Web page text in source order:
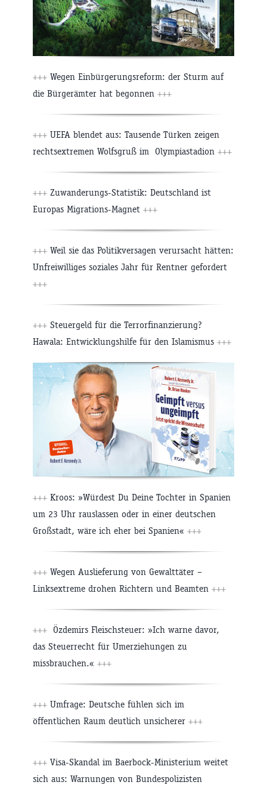
+++ Wegen Einbürgerungsreform: der Sturm auf
die Bürgerämter hat begonnen +++
+++ UEFA blendet aus: Tausende Türken zeigen
rechtsextremen Wolfsgruß im Olympiastadion +++
+++ Zuwanderungs-Statistik: Deutschland ist
Europas Migrations-Magnet +++
+++ Weil sie das Politikversagen verursacht hätten:
Unfreiwilliges soziales Jahr für Rentner gefordert
+++
+++ Steuergeld für die Terrorfinanzierung?
Hawala: Entwicklungshilfe für den Islamismus +++
+++ Kroos: »Würdest Du Deine Tochter in Spanien
um 23 Uhr rauslassen oder in einer deutschen
Großstadt, wäre ich eher bei Spanien« +++
+++ Wegen Auslieferung von Gewalttäter –
Linksextreme drohen Richtern und Beamten +++
+++ Özdemirs Fleischsteuer: »Ich warne davor,
das Steuerrecht für Umerziehungen zu
missbrauchen.« +++
+++ Umfrage: Deutsche fühlen sich im
öffentlichen Raum deutlich unsicherer +++
+++ Visa-Skandal im Baerbock-Ministerium weitet
sich aus: Warnungen von Bundespolizisten